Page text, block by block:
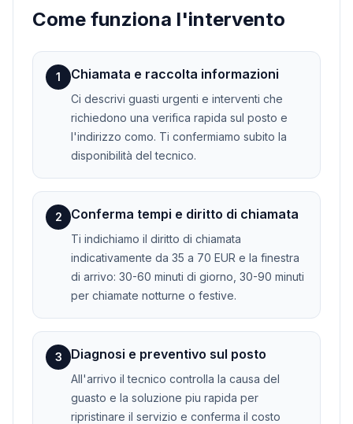
Come funziona l'intervento
1 Chiamata e raccolta informazioni
Ci descrivi guasti urgenti e interventi che
richiedono una verifica rapida sul posto e
l'indirizzo como. Ti confermiamo subito la
disponibilità del tecnico.
2 Conferma tempi e diritto di chiamata
Ti indichiamo il diritto di chiamata
indicativamente da 35 a 70 EUR e la finestra
di arrivo: 30-60 minuti di giorno, 30-90 minuti
per chiamate notturne o festive.
3 Diagnosi e preventivo sul posto
All'arrivo il tecnico controlla la causa del
guasto e la soluzione piu rapida per
ripristinare il servizio e conferma il costo